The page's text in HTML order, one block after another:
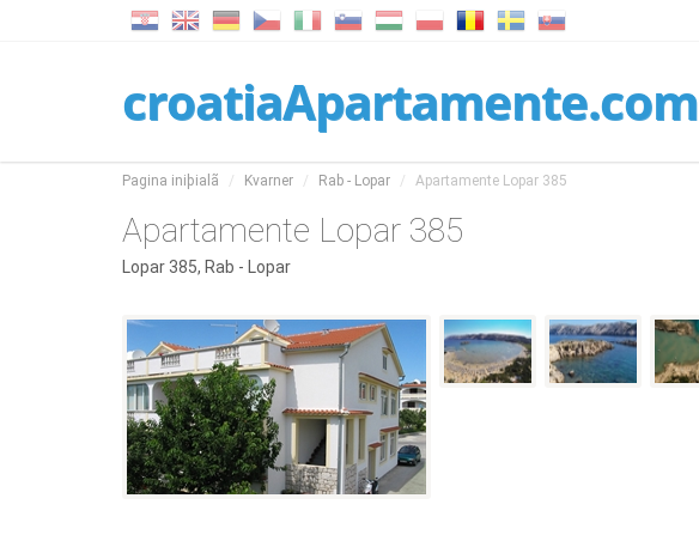
croatiaApartamente.com
Pagina iniþialã Kvarner Rab - Lopar Apartamente Lopar 385
Apartamente Lopar 385
Lopar 385, Rab - Lopar